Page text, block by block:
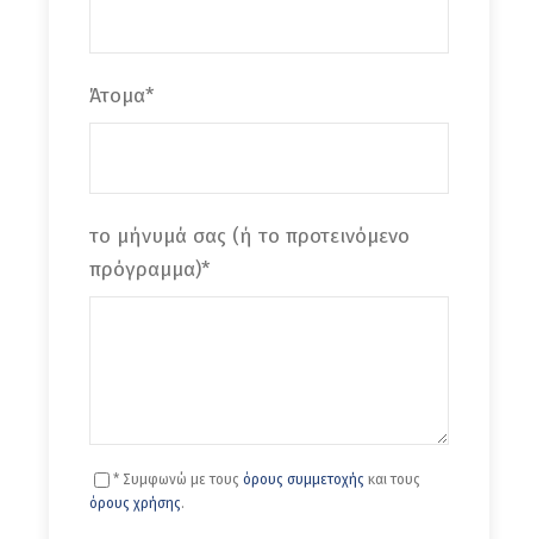
Άτομα*
το μήνυμά σας (ή το προτεινόμενο
πρόγραμμα)*
* Συμφωνώ με τους όρους συμμετοχής και τους
όρους χρήσης.